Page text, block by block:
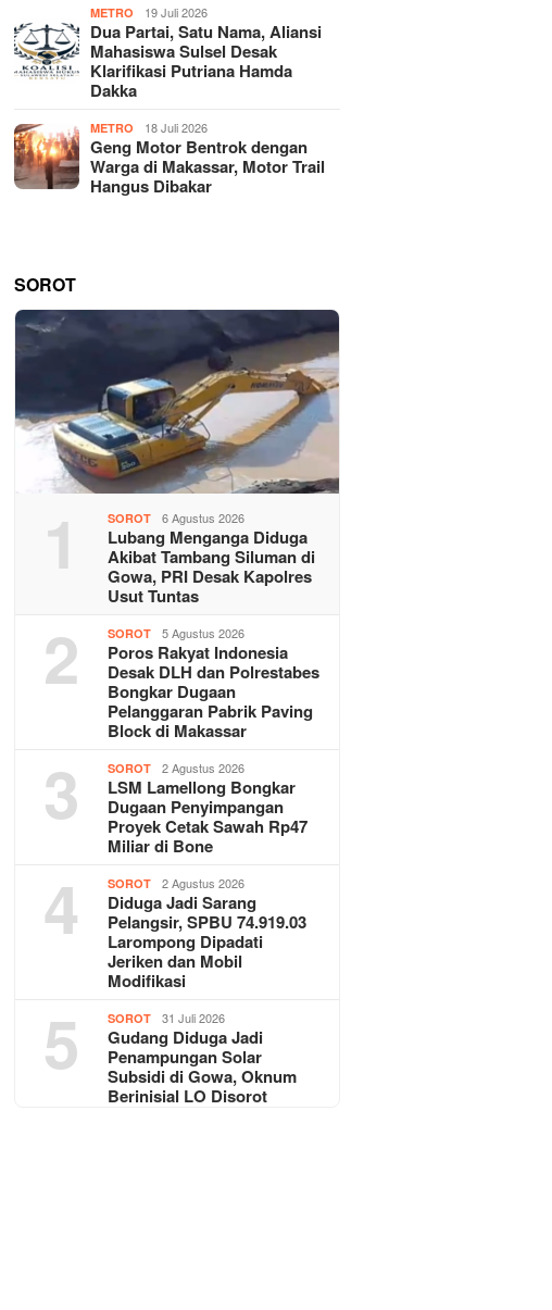
METRO 19 Juli 2026
Dua Partai, Satu Nama, Aliansi
Mahasiswa Sulsel Desak
Klarifikasi Putriana Hamda
Dakka
METRO 18 Juli 2026
Geng Motor Bentrok dengan
Warga di Makassar, Motor Trail
Hangus Dibakar
SOROT
1 SOROT 6 Agustus 2026
Lubang Menganga Diduga
Akibat Tambang Siluman di
Gowa, PRI Desak Kapolres
Usut Tuntas
2 SOROT 5 Agustus 2026
Poros Rakyat Indonesia
Desak DLH dan Polrestabes
Bongkar Dugaan
Pelanggaran Pabrik Paving
Block di Makassar
3 SOROT 2 Agustus 2026
LSM Lamellong Bongkar
Dugaan Penyimpangan
Proyek Cetak Sawah Rp47
Miliar di Bone
4 SOROT 2 Agustus 2026
Diduga Jadi Sarang
Pelangsir, SPBU 74.919.03
Larompong Dipadati
Jeriken dan Mobil
Modifikasi
5 SOROT 31 Juli 2026
Gudang Diduga Jadi
Penampungan Solar
Subsidi di Gowa, Oknum
Berinisial LO Disorot